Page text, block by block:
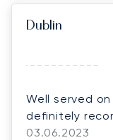
Dublin
Well served on
definitely
03.06.2023